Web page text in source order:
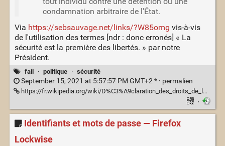
condamnation arbitraire de l'État.
Via https://sebsauvage.net/links/?W85omg vis-à-vis
de l'utilisation des termes [ndr : donc erronés] « La
sécurité est la première des libertés. » par notre
Président.
fail · politique · sécurité
September 15, 2021 at 5:57:57 PM GMT+2 * · permalien
https://fr.wikipedia.org/wiki/D%C3%A9claration_des_droits_de_l%27homme_et_du_citoyen_de_1789
·
Identifiants et mots de passe — Firefox
Lockwise